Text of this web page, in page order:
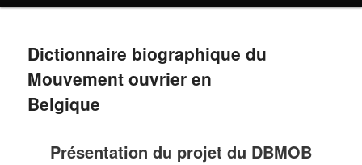
Dictionnaire biographique du
Mouvement ouvrier en
Belgique
Présentation du projet du DBMOB